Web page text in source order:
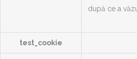
după ce a
test_cookie